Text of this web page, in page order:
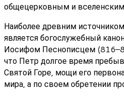
общецерковным и
Наиболее древним
является богослужебный
Иосифом Песнописцем
что Петр долгое время
Святой Горе, мощи его
мира, а по своем обретении